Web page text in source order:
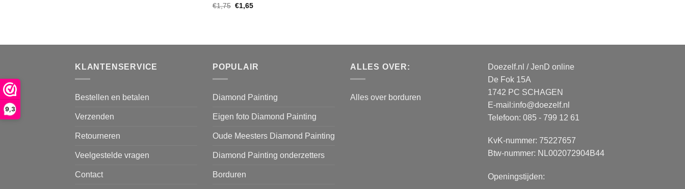
9,3
€1,75 €1,65
KLANTENSERVICE
Bestellen en betalen
Verzenden
Retourneren
Veelgestelde vragen
Contact
POPULAIR
Diamond Painting
Eigen foto Diamond Painting
Oude Meesters Diamond Painting
Diamond Painting onderzetters
Borduren
ALLES OVER:
Alles over borduren
Doezelf.nl / JenD online
De Fok 15A
1742 PC SCHAGEN
E-mail:info@doezelf.nl
Telefoon: 085 - 799 12 61
KvK-nummer: 75227657
Btw-nummer: NL002072904B44
Openingstijden: